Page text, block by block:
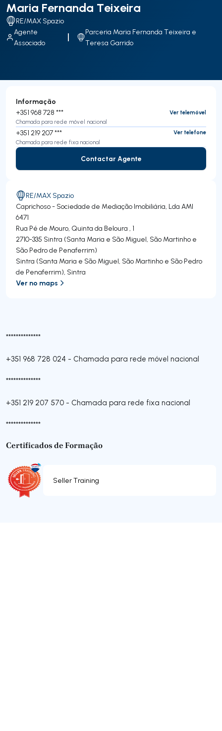
Maria Fernanda Teixeira
RE/MAX Spazio
Agente
Associado
Parceria Maria Fernanda Teixeira e
Teresa Garrido
**************
+351 968 728 024 - Chamada para rede móvel nacional
**************
+351 219 207 570 - Chamada para rede fixa nacional
**************
Certificados de Formação
Seller Training
Informação
+351 968 728 ***
Ver telemóvel
Chamada para rede móvel nacional
+351 219 207 ***
Ver telefone
Chamada para rede fixa nacional
Contactar Agente
Contactar Agente
RE/MAX Spazio
Caprichoso - Sociedade de Mediação Imobiliária, Lda AMI
6471
Rua Pé de Mouro, Quinta da Beloura , 1
2710-335 Sintra (Santa Maria e São Miguel, São Martinho e
São Pedro de Penaferrim)
Sintra (Santa Maria e São Miguel, São Martinho e São Pedro
de Penaferrim), Sintra
Ver no maps